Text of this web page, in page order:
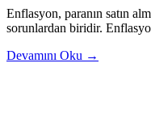
Enflasyon, paranın satın
sorunlardan biridir.
Devamını Oku →